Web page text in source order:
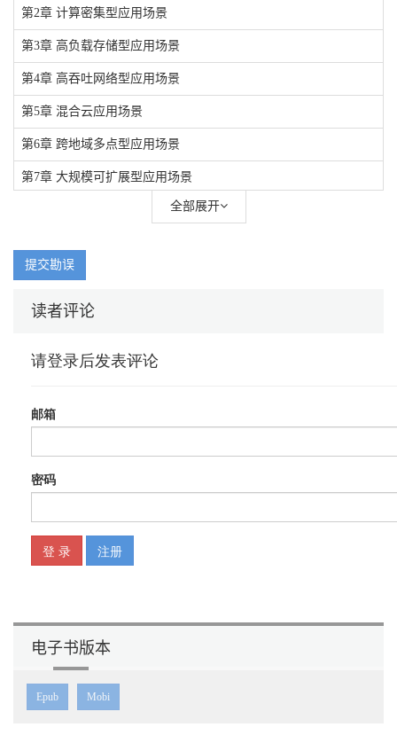
第2章 计算密集型应用场景
第3章 高负载存储型应用场景
第4章 高吞吐网络型应用场景
第5章 混合云应用场景
第6章 跨地域多点型应用场景
第7章 大规模可扩展型应用场景
全部展开
提交勘误
读者评论
电子书版本
Epub Mobi